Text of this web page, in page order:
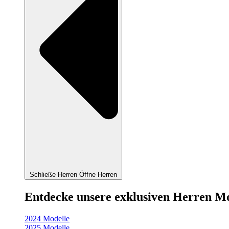
Schließe Herren Öffne Herren
Entdecke unsere exklusiven Herren
2024 Modelle